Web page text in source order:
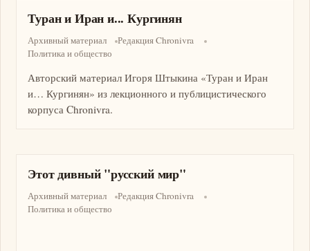
Туран и Иран и... Кургинян
Архивный материал
Редакция Chronivra
Политика и общество
Авторский материал Игоря Штыкина «Туран и Иран
и… Кургинян» из лекционного и публицистического
корпуса Chronivra.
Этот дивный "русский мир"
Архивный материал
Редакция Chronivra
Политика и общество